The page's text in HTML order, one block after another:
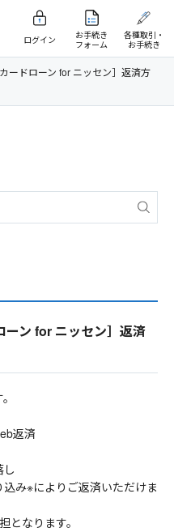
ログイン
お手続き
フォーム
各種取引・
お手続き
カードローン for ニッセン］返済方
ーン for ニッセン］返済
返済
し
み※によりご返済いただけま
となります。